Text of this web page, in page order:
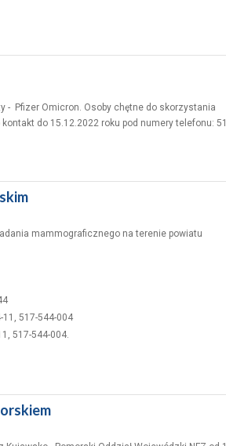
- Pfizer Omicron. Osoby chętne do skorzystania
do 15.12.2022 roku pod numery telefonu:
mammograficznego na terenie powiatu
517-544-004
517-544-004.